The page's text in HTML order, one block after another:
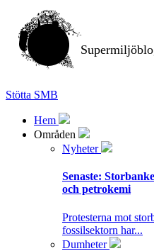
Stötta SMB
Hem
Områden
Nyheter
Senaste:
och petrokemi
Protesterna mot
fossilsektorn har...
Dumheter